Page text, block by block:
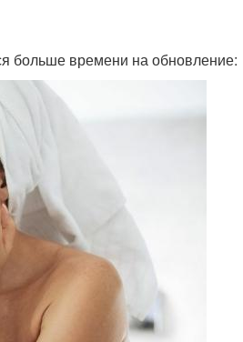
больше времени на обновление: